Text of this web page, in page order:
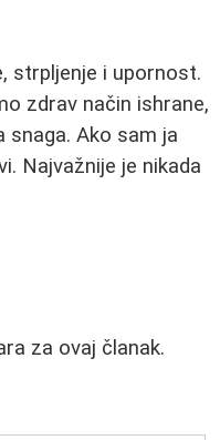
strpljenje i upornost.
zdrav način ishrane,
snaga. Ako sam ja
Najvažnije je nikada
za ovaj članak.